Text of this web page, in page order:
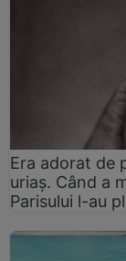
Era adorat de
uriaș. Când a
Parisului l-au